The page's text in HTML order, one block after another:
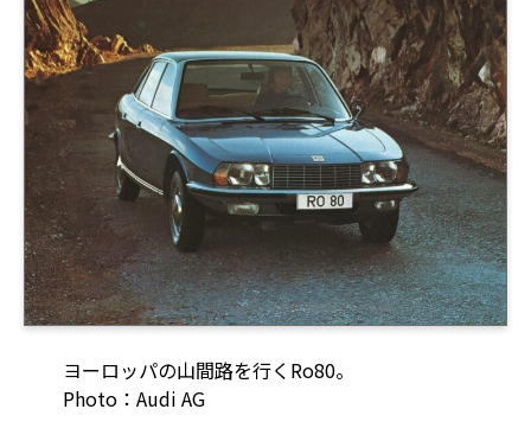
ヨーロッパの山間路を行くRo80。
Photo：Audi AG